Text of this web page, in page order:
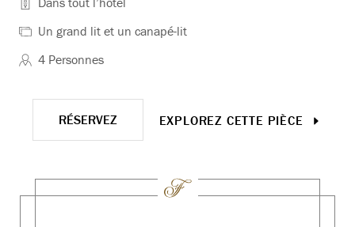
Un grand lit et un canapé-lit
4 Personnes
RÉSERVEZ EXPLOREZ CETTE PIÈCE